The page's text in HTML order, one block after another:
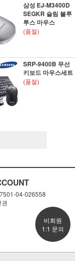
삼성 EJ-M3400D
SEGKR 슬림 블루
투스 마우스
(품절)
SRP-9400B 무선
키보드 마우스세트
(품절)
04-026558
비회원
1:1 문의